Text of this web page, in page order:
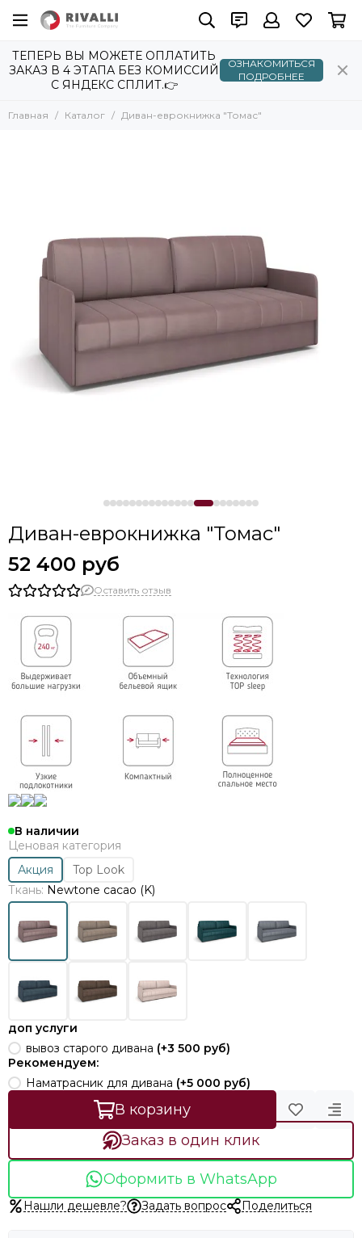
ТЕПЕРЬ ВЫ МОЖЕТЕ ОПЛАТИТЬ
ЗАКАЗ В 4 ЭТАПА БЕЗ КОМИССИЙ
С ЯНДЕКС СПЛИТ.👉
ОЗНАКОМИТЬСЯ
ПОДРОБНЕЕ
Главная Каталог Диван-еврокнижка "Томас"
Диван-еврокнижка "Томас"
52 400 руб
Оставить отзыв
В наличии
Ценовая категория
Акция
Top Look
Ткань: Newtonе cacao (K)
доп услуги
вывоз старого дивана (+3 500 руб)
Рекомендуем:
Наматрасник для дивана (+5 000 руб)
В корзину
Заказ в один клик
Оформить в WhatsApp
Нашли дешевле? Задать вопрос Поделиться